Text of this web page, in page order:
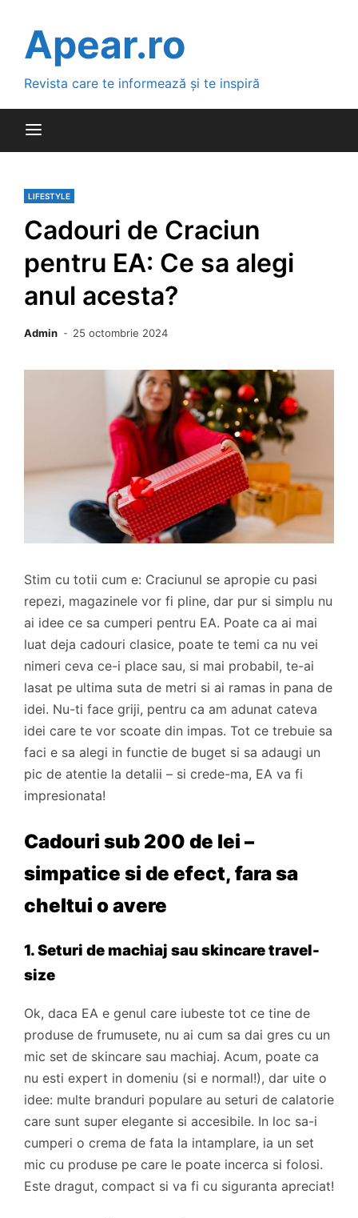
contentApear.ro
Revista care te informează și te inspiră
LIFESTYLE
Cadouri de Craciun
pentru EA: Ce sa alegi
anul acesta?
Admin 25 octombrie 2024
Stim cu totii cum e: Craciunul se apropie cu pasi
repezi, magazinele vor fi pline, dar pur si simplu nu
ai idee ce sa cumperi pentru EA. Poate ca ai mai
luat deja cadouri clasice, poate te temi ca nu vei
nimeri ceva ce-i place sau, si mai probabil, te-ai
lasat pe ultima suta de metri si ai ramas in pana de
idei. Nu-ti face griji, pentru ca am adunat cateva
idei care te vor scoate din impas. Tot ce trebuie sa
faci e sa alegi in functie de buget si sa adaugi un
pic de atentie la detalii – si crede-ma, EA va fi
impresionata!
Cadouri sub 200 de lei –
simpatice si de efect, fara sa
cheltui o avere
1. Seturi de machiaj sau skincare travel-
size
Ok, daca EA e genul care iubeste tot ce tine de
produse de frumusete, nu ai cum sa dai gres cu un
mic set de skincare sau machiaj. Acum, poate ca
nu esti expert in domeniu (si e normal!), dar uite o
idee: multe branduri populare au seturi de calatorie
care sunt super elegante si accesibile. In loc sa-i
cumperi o crema de fata la intamplare, ia un set
mic cu produse pe care le poate incerca si folosi.
Este dragut, compact si va fi cu siguranta apreciat!